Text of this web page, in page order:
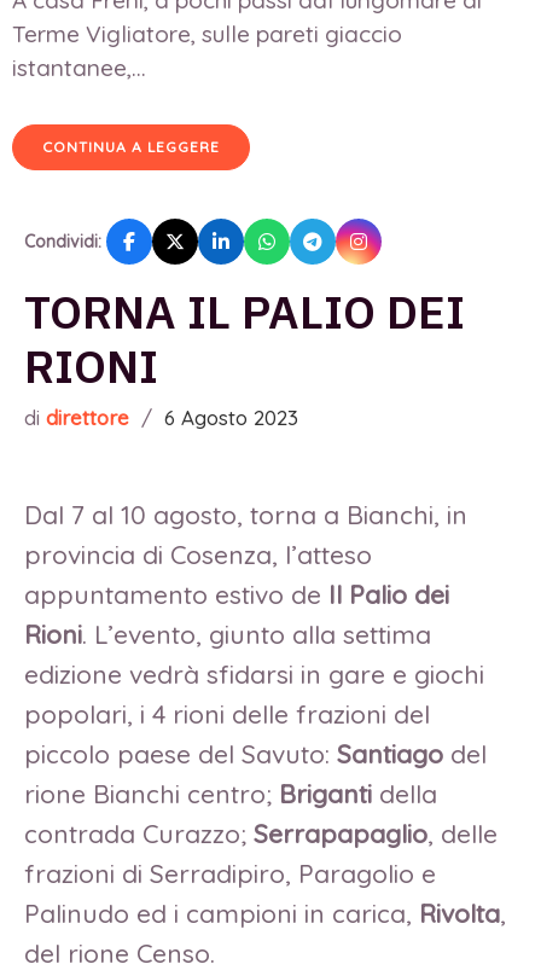
Terme Vigliatore, sulle pareti giaccio
istantanee,...
CONTINUA A LEGGERE
Condividi:
TORNA IL PALIO DEI
RIONI
di direttore / 6 Agosto 2023
Dal 7 al 10 agosto, torna a Bianchi, in
provincia di Cosenza, l’atteso
appuntamento estivo de Il Palio dei
Rioni. L’evento, giunto alla settima
edizione vedrà sfidarsi in gare e giochi
popolari, i 4 rioni delle frazioni del
piccolo paese del Savuto: Santiago del
rione Bianchi centro; Briganti della
contrada Curazzo; Serrapapaglio, delle
frazioni di Serradipiro, Paragolio e
Palinudo ed i campioni in carica, Rivolta,
del rione Censo.